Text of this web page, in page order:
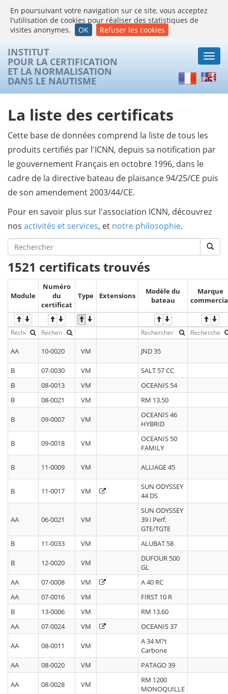
En poursuivant votre navigation sur ce site, vous acceptez
l'utilisation de cookies pour réaliser des statistiques de
visites anonymes.
OK Refuser les cookies
INSTITUT
POUR LA CERTIFICATION
ET LA NORMALISATION
DANS LE NAUTISME FrançaisEnglish
La liste des certificats
Cette base de données comprend la liste de tous les
produits certifiés par l'ICNN, depuis sa notification par
le gouvernement Français en octobre 1996, dans le
cadre de la directive bateau de plaisance 94/25/CE puis
de son amendement 2003/44/CE.
Pour en savoir plus sur l'association ICNN, découvrez
nos activités et services, et notre philosophie.
1521 certificats trouvés
Module
Numéro
du
certificat
Type Extensions
Modèle du
bateau
Marque
AA 10-0020 VM JND 35
B 07-0030 VM
SALT 57 CC
B
08-0013 VM
OCEANIS 54
B
08-0021 VM RM 13.50
B 09-0007 VM
OCEANIS 46
HYBRID
B 09-0018 VM
OCEANIS 50
FAMILY
B 11-0009 VM ALLIAGE 45
B 11-0017 VM
SUN ODYSSEY
44 DS
AA 06-0021 VM
SUN ODYSSEY
39 i Perf.
GTE/TGTE
B
11-0033 VM ALUBAT 58
B 12-0020 VM
DUFOUR 500
GL
AA
07-0008 VM
A 40 RC
AA
07-0016 VM
FIRST 10 R
B
13-0006 VM
RM 13.60
AA
07-0024 VM OCEANIS 37
AA 08-0011 VM
A 34 M?t
Carbone
AA
08-0020 VM PATAGO 39
AA 08-0028 VM
RM 1200
MONOQUILLE